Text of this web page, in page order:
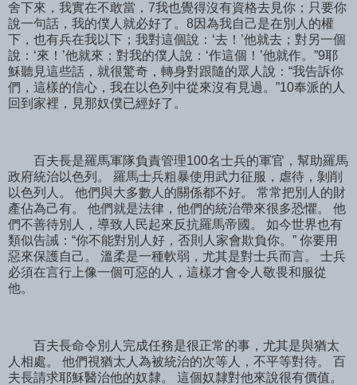
舍下來，我實在不敢當，7我也覺得沒有資格去見你；只要你
說一句話，我的僕人就必好了。8因為我自己是在別人的權
下，也有兵在我以下；我對這個說：‘去！’他就去；對另一個
說：‘來！’他就來；對我的僕人說：‘作這個！’他就作。”9耶
穌聽見這些話，就很驚奇，轉身對跟隨的眾人說：“我告訴你
們，這樣的信心，我在以色列中從來沒有見過。”10奉派的人
回到家裡，見那奴僕已經好了。
百夫長是羅馬軍隊負責管理100名士兵的軍官，幫助羅馬
政府統治以色列。 羅馬士兵粗暴使用武力征服，虐待，剝削
以色列人。 他們與大多數人的關係都不好。 常常把別人的財
產佔為己有。 他們就是法律，他們的統治帶來很多恐懼。 他
們不善待別人，導致人民起來反抗羅馬帝國。 如今世界也有
類似告誡：“你不能對別人好，否則人家會欺負你。” 你要用
惡來保護自己。 溫柔是一種軟弱，尤其是對士兵而言。 士兵
必須在言行上像一個可惡的人，這樣才會令人敬畏和服從
他。
百夫長命令別人完成任務是很正常的事，尤其是與猶太
人相處。 他們視猶太人為被統治的次等人，不平等對待。 百
夫長請求耶穌醫治他的奴隸。 這個奴隸對他來說很有價值。